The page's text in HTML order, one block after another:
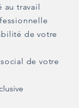
au travail
de votre
de votre